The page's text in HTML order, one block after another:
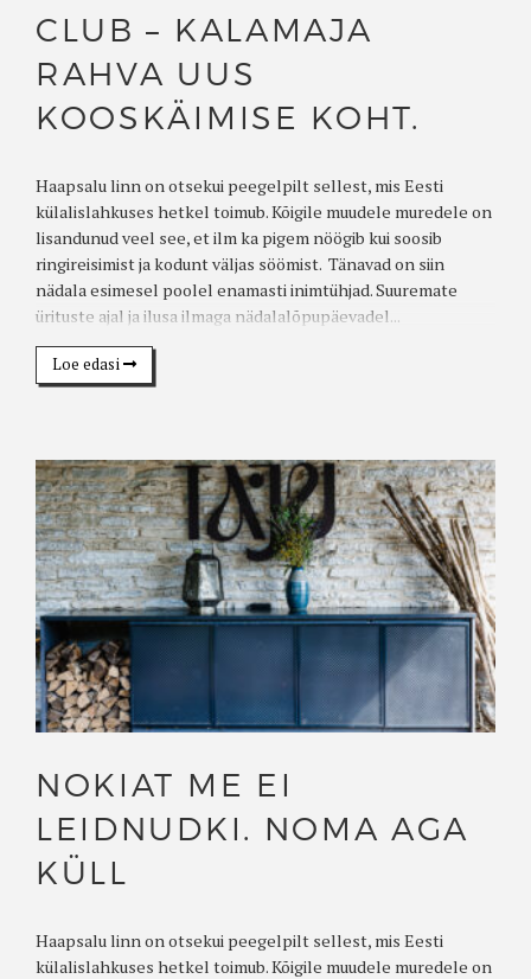
CLUB – KALAMAJA
RAHVA UUS
KOOSKÄIMISE KOHT.
Haapsalu linn on otsekui peegelpilt sellest, mis Eesti
külalislahkuses hetkel toimub. Kõigile muudele muredele on
lisandunud veel see, et ilm ka pigem nöögib kui soosib
ringireisimist ja kodunt väljas söömist. Tänavad on siin
nädala esimesel poolel enamasti inimtühjad. Suuremate
ürituste ajal ja ilusa ilmaga nädalalõpupäevadel...
Loe edasi
NOKIAT ME EI
LEIDNUDKI. NOMA AGA
KÜLL
Haapsalu linn on otsekui peegelpilt sellest, mis Eesti
külalislahkuses hetkel toimub. Kõigile muudele muredele on